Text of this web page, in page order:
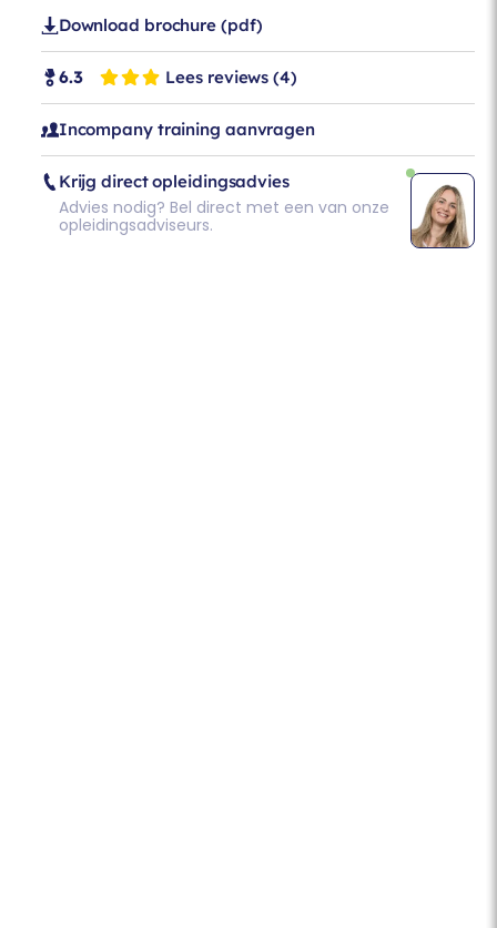
Download brochure (pdf)
6.3 Lees reviews (4)
Incompany training aanvragen
Krijg direct opleidingsadvies
Advies nodig? Bel direct met een van onze
opleidingsadviseurs.